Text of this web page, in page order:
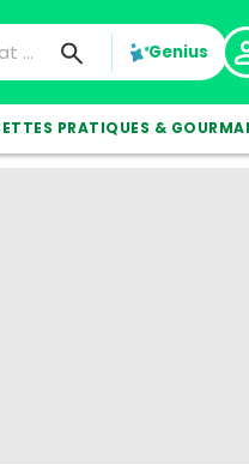
Genius
PRATIQUES &